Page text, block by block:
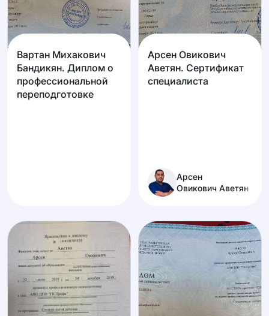
Вартан Михакович
Бандикян. Диплом о
профессиональной
переподготовке
Арсен Овикович
Аветян. Сертификат
специалиста
Арсен
Овикович Аветян